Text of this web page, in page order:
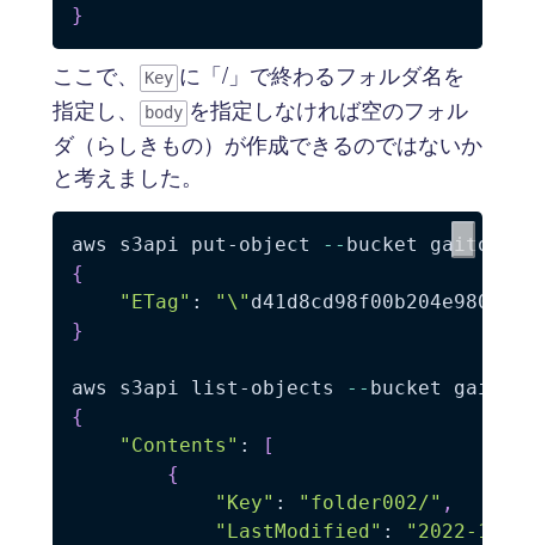
}
ここで、 Key に「/」で終わるフォルダ名を
指定し、
body を指定しなければ空のフォル
ダ（らしきもの）が作成できるのではないか
と考えました。
aws s3api put-object -- bucket
{
"ETag" : "\"
}
aws s3api list-objects
--
{
"Contents" :
[
{
"Key" : "folder002/" ,
"LastModified" :
"2022-12-